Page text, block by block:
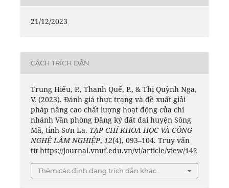
21/12/2023
CÁCH TRÍCH DẪN
Trung Hiếu, P., Thanh Quế, P., & Thị Quỳnh Nga,
V. (2023). Đánh giá thực trạng và đề xuất giải
pháp nâng cao chất lượng hoạt động của chi
nhánh Văn phòng Đăng ký đất đai huyện Sông
Mã, tỉnh Sơn La. TẠP CHÍ KHOA HỌC VÀ CÔNG
NGHỆ LÂM NGHIỆP, 12(4), 093–104. Truy vấn
từ https://journal.vnuf.edu.vn/vi/article/view/142
Thêm các định dạng trích dẫn khác